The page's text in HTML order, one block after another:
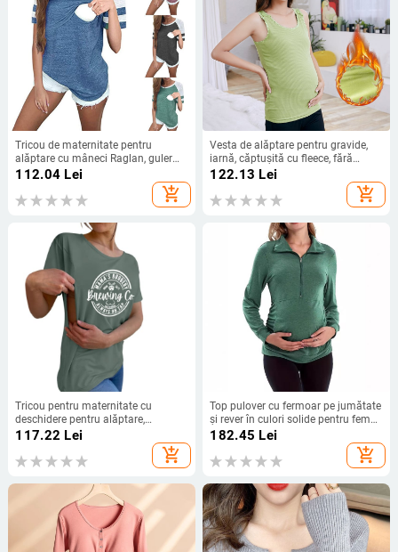
Tricou de maternitate pentru
alăptare cu mâneci Raglan, guler
rotund, lungime medie, amestec
bumbac-elastan, acces pentru
alăptare
112.04 Lei
add_shopping_cart
Vesta de alăptare pentru gravide,
iarnă, căptușită cu fleece, fără
mâneci, croială dreaptă, bumbac
122.13 Lei
add_shopping_cart
Tricou pentru maternitate cu
deschidere pentru alăptare,
bumbac, guler rotund, mâneci
117.22 Lei
add_shopping_cart
Top pulover cu fermoar pe jumătate
și rever în culori solide pentru femei,
cu buzunar, pentru maternitate,
american, Amazon Hot
182.45 Lei
add_shopping_cart